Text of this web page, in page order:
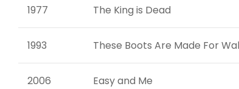
1977 The King is Dead
1993 These Boots Are Made For
2006 Easy and Me